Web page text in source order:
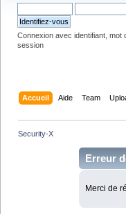
Connexion avec identifiant, mot
session
Accueil Aide Team
Security-X
Erreur
Merci de